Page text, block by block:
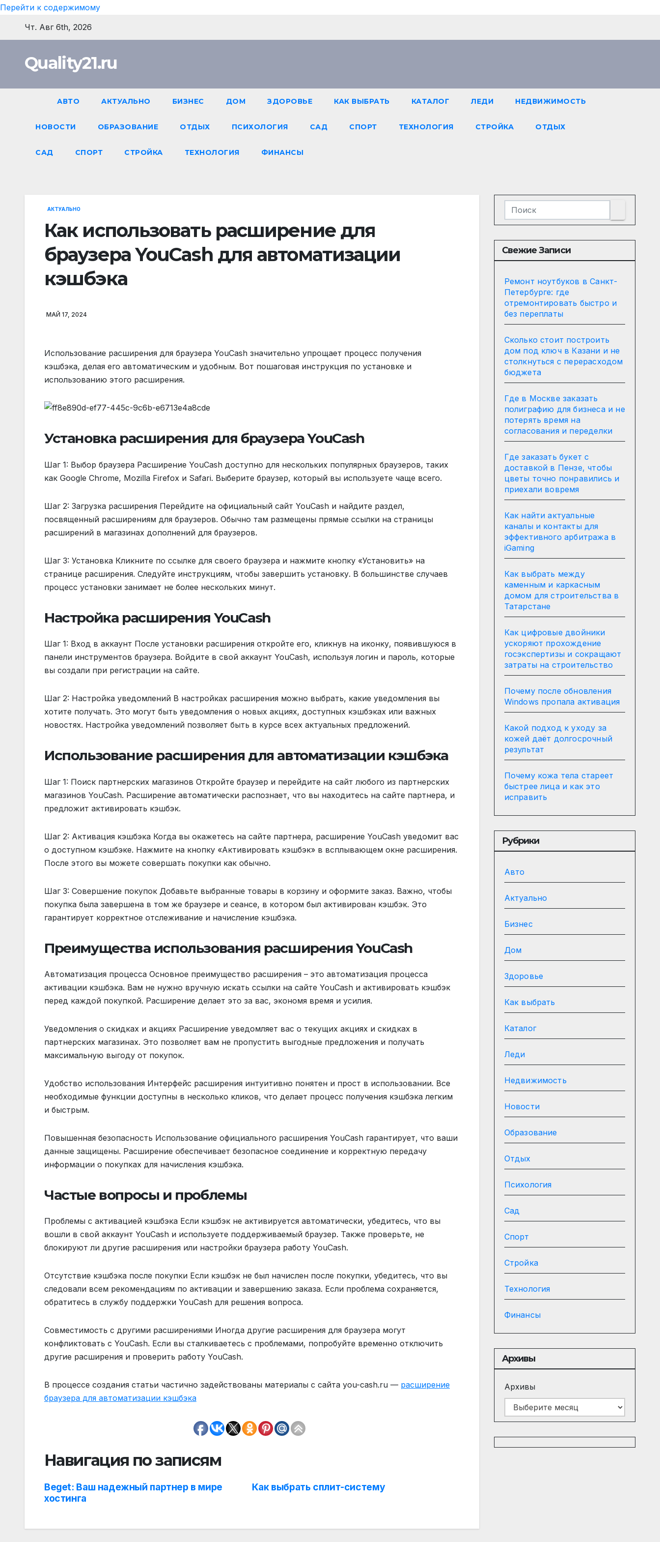
Перейти к содержимому
Чт. Авг 6th, 2026
Quality21.ru
АВТО АКТУАЛЬНО БИЗНЕС ДОМ ЗДОРОВЬЕ КАК ВЫБРАТЬ КАТАЛОГ ЛЕДИ НЕДВИЖИМОСТЬ
НОВОСТИ ОБРАЗОВАНИЕ ОТДЫХ ПСИХОЛОГИЯ САД СПОРТ ТЕХНОЛОГИЯ СТРОЙКА ОТДЫХ
САД СПОРТ СТРОЙКА ТЕХНОЛОГИЯ ФИНАНСЫ
АКТУАЛЬНО
Как использовать расширение для
браузера YouCash для автоматизации
кэшбэка
МАЙ 17, 2024
Использование расширения для браузера YouCash значительно упрощает процесс получения
кэшбэка, делая его автоматическим и удобным. Вот пошаговая инструкция по установке и
использованию этого расширения.
Установка расширения для браузера YouCash
Шаг 1: Выбор браузера Расширение YouCash доступно для нескольких популярных браузеров, таких
как Google Chrome, Mozilla Firefox и Safari. Выберите браузер, который вы используете чаще всего.
Шаг 2: Загрузка расширения Перейдите на официальный сайт YouCash и найдите раздел,
посвященный расширениям для браузеров. Обычно там размещены прямые ссылки на страницы
расширений в магазинах дополнений для браузеров.
Шаг 3: Установка Кликните по ссылке для своего браузера и нажмите кнопку «Установить» на
странице расширения. Следуйте инструкциям, чтобы завершить установку. В большинстве случаев
процесс установки занимает не более нескольких минут.
Настройка расширения YouCash
Шаг 1: Вход в аккаунт После установки расширения откройте его, кликнув на иконку, появившуюся в
панели инструментов браузера. Войдите в свой аккаунт YouCash, используя логин и пароль, которые
вы создали при регистрации на сайте.
Шаг 2: Настройка уведомлений В настройках расширения можно выбрать, какие уведомления вы
хотите получать. Это могут быть уведомления о новых акциях, доступных кэшбэках или важных
новостях. Настройка уведомлений позволяет быть в курсе всех актуальных предложений.
Использование расширения для автоматизации кэшбэка
Шаг 1: Поиск партнерских магазинов Откройте браузер и перейдите на сайт любого из партнерских
магазинов YouCash. Расширение автоматически распознает, что вы находитесь на сайте партнера, и
предложит активировать кэшбэк.
Шаг 2: Активация кэшбэка Когда вы окажетесь на сайте партнера, расширение YouCash уведомит вас
о доступном кэшбэке. Нажмите на кнопку «Активировать кэшбэк» в всплывающем окне расширения.
После этого вы можете совершать покупки как обычно.
Шаг 3: Совершение покупок Добавьте выбранные товары в корзину и оформите заказ. Важно, чтобы
покупка была завершена в том же браузере и сеансе, в котором был активирован кэшбэк. Это
гарантирует корректное отслеживание и начисление кэшбэка.
Преимущества использования расширения YouCash
Автоматизация процесса Основное преимущество расширения – это автоматизация процесса
активации кэшбэка. Вам не нужно вручную искать ссылки на сайте YouCash и активировать кэшбэк
перед каждой покупкой. Расширение делает это за вас, экономя время и усилия.
Уведомления о скидках и акциях Расширение уведомляет вас о текущих акциях и скидках в
партнерских магазинах. Это позволяет вам не пропустить выгодные предложения и получать
максимальную выгоду от покупок.
Удобство использования Интерфейс расширения интуитивно понятен и прост в использовании. Все
необходимые функции доступны в несколько кликов, что делает процесс получения кэшбэка легким
и быстрым.
Повышенная безопасность Использование официального расширения YouCash гарантирует, что ваши
данные защищены. Расширение обеспечивает безопасное соединение и корректную передачу
информации о покупках для начисления кэшбэка.
Частые вопросы и проблемы
Проблемы с активацией кэшбэка Если кэшбэк не активируется автоматически, убедитесь, что вы
вошли в свой аккаунт YouCash и используете поддерживаемый браузер. Также проверьте, не
блокируют ли другие расширения или настройки браузера работу YouCash.
Отсутствие кэшбэка после покупки Если кэшбэк не был начислен после покупки, убедитесь, что вы
следовали всем рекомендациям по активации и завершению заказа. Если проблема сохраняется,
обратитесь в службу поддержки YouCash для решения вопроса.
Совместимость с другими расширениями Иногда другие расширения для браузера могут
конфликтовать с YouCash. Если вы сталкиваетесь с проблемами, попробуйте временно отключить
другие расширения и проверить работу YouCash.
В процессе создания статьи частично задействованы материалы с сайта you-cash.ru — расширение
браузера для автоматизации кэшбэка
Навигация по записям
Как выбрать сплит-систему
Beget: Ваш надежный партнер в мире
хостинга
Свежие Записи
Ремонт ноутбуков в Санкт-
Петербурге: где
отремонтировать быстро и
без переплаты
Сколько стоит построить
дом под ключ в Казани и не
столкнуться с перерасходом
бюджета
Где в Москве заказать
полиграфию для бизнеса и не
потерять время на
согласования и переделки
Где заказать букет с
доставкой в Пензе, чтобы
цветы точно понравились и
приехали вовремя
Как найти актуальные
каналы и контакты для
эффективного арбитража в
iGaming
Как выбрать между
каменным и каркасным
домом для строительства в
Татарстане
Как цифровые двойники
ускоряют прохождение
госэкспертизы и сокращают
затраты на строительство
Почему после обновления
Windows пропала активация
Какой подход к уходу за
кожей даёт долгосрочный
результат
Почему кожа тела стареет
быстрее лица и как это
исправить
Рубрики
Авто
Актуально
Бизнес
Дом
Здоровье
Как выбрать
Каталог
Леди
Недвижимость
Новости
Образование
Отдых
Психология
Сад
Спорт
Стройка
Технология
Финансы
Архивы
Архивы